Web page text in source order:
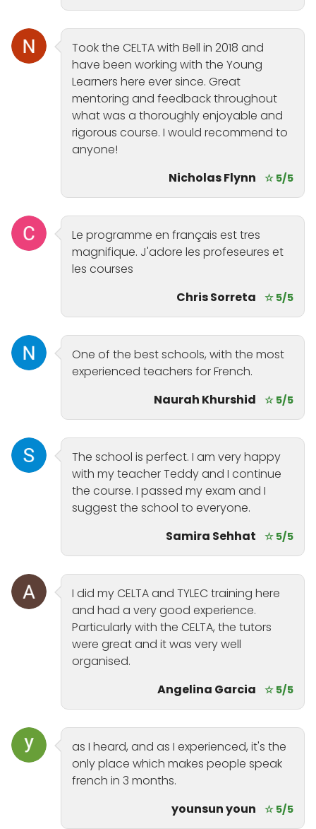
Took the CELTA with Bell in 2018 and
have been working with the Young
Learners here ever since. Great
mentoring and feedback throughout
what was a thoroughly enjoyable and
rigorous course. I would recommend to
anyone!
Nicholas Flynn
☆ 5/5
Le programme en français est tres
magnifique. J'adore les profeseures et
les courses
Chris Sorreta
☆ 5/5
One of the best schools, with the most
experienced teachers for French.
Naurah Khurshid
☆ 5/5
The school is perfect. I am very happy
with my teacher Teddy and I continue
the course. I passed my exam and I
suggest the school to everyone.
Samira Sehhat
☆ 5/5
I did my CELTA and TYLEC training here
and had a very good experience.
Particularly with the CELTA, the tutors
were great and it was very well
organised.
Angelina Garcia
☆ 5/5
as I heard, and as I experienced, it's the
only place which makes people speak
french in 3 months.
younsun youn
☆ 5/5